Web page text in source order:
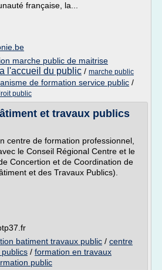
française, la...
marche public de maitrise
l'accueil du public / marche public
de formation service public /
public
et travaux publics
centre de formation professionnel,
le Conseil Régional Centre et le
Concertion et de Coordination de
et des Travaux Publics).
batiment travaux public / centre
/ formation en travaux
public